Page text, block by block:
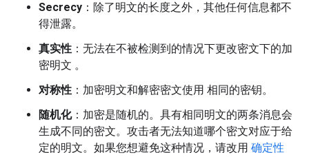
Secrecy ：除了明文的长度之外，其他任何信息都不
得泄露。
真实性 ：无法在不被检测到的情况下更改密文下的加
密明文 。
对称性 ：加密明文和解密密文使用 相同的密钥。
随机化：加密是随机的。具有相同明文的两条消息会
生成不同的密文。攻击者无法知道哪个密文对应于给
定的明文。如果您想避免这种情况，请改用 确定性